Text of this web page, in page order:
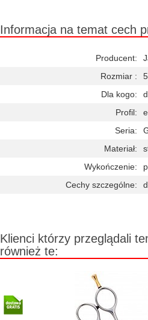
Informacja na temat cech
Producent:
Rozmiar :
Dla kogo:
Profil:
Seria:
Materiał:
Wykończenie:
Cechy szczególne:
Klienci którzy przeglądali
również te: